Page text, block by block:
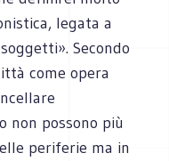
legata a
Secondo
come opera
non possono più
periferie ma in